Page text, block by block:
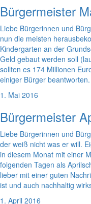
Bürgermeister
Liebe Bürgerinnen und
nun die meisten
Kindergarten an der
Geld gebaut werden soll
sollten es 174 Millionen
einiger Bürger beantworten.
1. Mai 2016
Bürgermeister
Liebe Bürgerinnen und
der weiß nicht was er will.
in diesem Monat mit einer
folgenden Tagen als
lieber mit einer guten
ist und auch nachhaltig
1. April 2016